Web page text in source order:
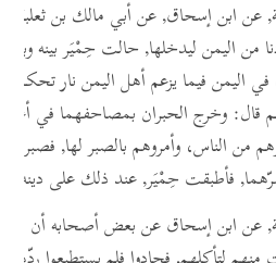
عن ابن إسحاق, عن أبي مالك بن ثعلبة
من اليمن ليدخلها, حالت حِمْيَر بينه وبين
اليمن فيما يزعم أهل اليمن نار تحكم
قال: وخرج الحبران بمصاحفهما في
من الناس، وأمروهم بالصبر لها,
فأطبقت حِمْيَر, عند ذلك على دينه,
عن ابن إسحاق عن بعض أصحابه أن